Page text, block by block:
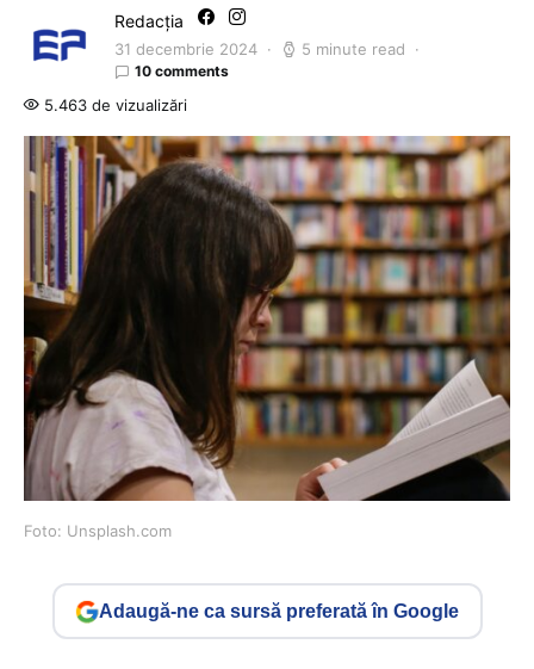
Redacția
31 decembrie 2024 5 minute read
10 comments
5.463 de vizualizări
Foto: Unsplash.com
Adaugă-ne ca sursă preferată în Google